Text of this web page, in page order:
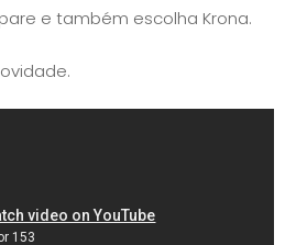
e também escolha Krona.